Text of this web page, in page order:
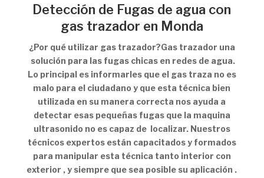
Detección de Fugas de agua con
gas trazador en Monda
¿Por qué utilizar gas trazador?Gas trazador una
solución para las fugas chicas en redes de agua.
Lo principal es informarles que el gas traza no es
malo para el ciudadano y que esta técnica bien
utilizada en su manera correcta nos ayuda a
detectar esas pequeñas fugas que la maquina
ultrasonido no es capaz de localizar. Nuestros
técnicos expertos están capacitados y formados
para manipular esta técnica tanto interior con
exterior , y siempre que sea posible su aplicación .